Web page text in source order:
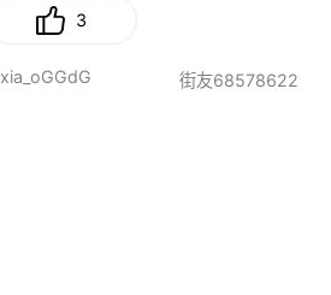
3
xia_oGGdG 街友68578622